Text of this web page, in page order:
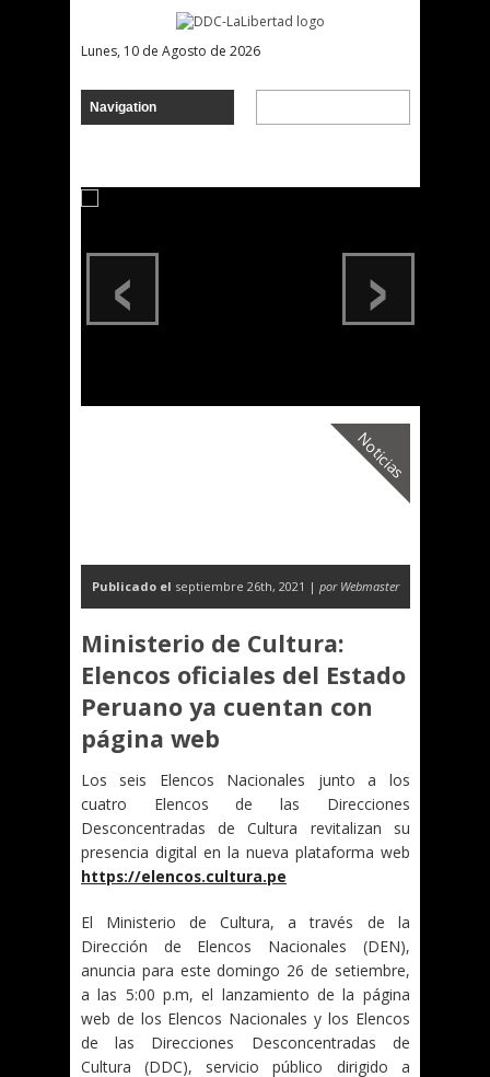
Lunes, 10 de Agosto de 2026
›
‹
Noticias
Publicado el septiembre 26th, 2021 | por Webmaster
Ministerio de Cultura:
Elencos oficiales del Estado
Peruano ya cuentan con
página web
Los seis Elencos Nacionales junto a los
cuatro Elencos de las Direcciones
Desconcentradas de Cultura revitalizan su
presencia digital en la nueva plataforma web
https://elencos.cultura.pe
El Ministerio de Cultura, a través de la
Dirección de Elencos Nacionales (DEN),
anuncia para este domingo 26 de setiembre,
a las 5:00 p.m, el lanzamiento de la página
web de los Elencos Nacionales y los Elencos
de las Direcciones Desconcentradas de
Cultura (DDC), servicio público dirigido a